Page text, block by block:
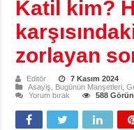
Katil kim?
zorlayan
Editör
7 Kasım 2024
Asayiş
Bugünün Manşetleri ,
Yorum bırak
588